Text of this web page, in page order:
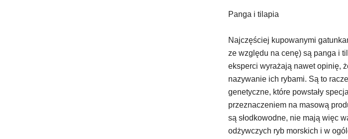
Panga i tilapia
Najczęściej kupowanymi
ze względu na cenę) są panga i
eksperci wyrażają nawet opinię,
nazywanie ich rybami. Są to
genetyczne, które powstały
przeznaczeniem na masową
są słodkowodne, nie mają więc
odżywczych ryb morskich i w